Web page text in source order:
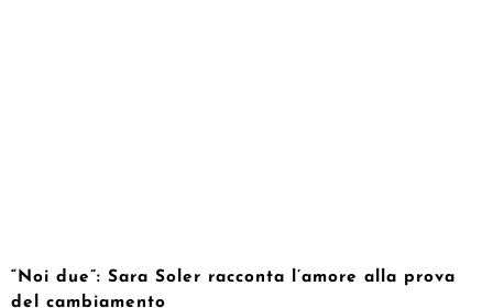
“Noi due”: Sara Soler racconta l’amore alla prova
del cambiamento